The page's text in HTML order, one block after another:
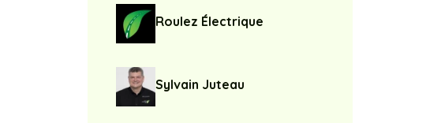
Roulez Électrique
Sylvain Juteau